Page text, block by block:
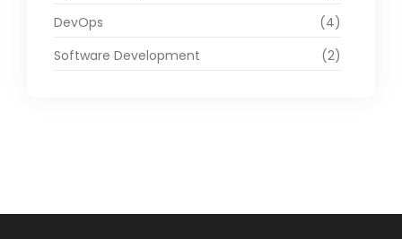
DevOps
(4)
Software Development
(2)